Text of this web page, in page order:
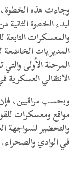
وجاءت هذه
لبدء الخطوة
والمعسكرات
المديريات الخاضعة
المرحلة الأولى
الانتقالي العسكرية
وبحسب مراقبين،
مواقع ومعسكرات
والتحضير للمواجهة
في الوادي والصحراء.